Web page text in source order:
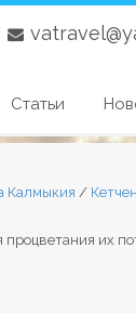
Статьи
Калмыкия /
их